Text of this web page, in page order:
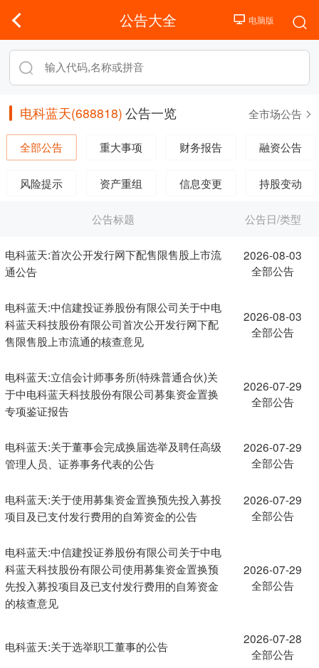
公告大全
电科蓝天(688818) 公告一览 全市场公告
全部公告 重大事项 财务报告 融资公告
风险提示 资产重组 信息变更 持股变动
公告标题 公告日/类型
电科蓝天:首次公开发行网下配售限售股上市流
通公告
2026-08-03
全部公告
电科蓝天:中信建投证券股份有限公司关于中电
科蓝天科技股份有限公司首次公开发行网下配
售限售股上市流通的核查意见
2026-08-03
全部公告
电科蓝天:立信会计师事务所(特殊普通合伙)关
于中电科蓝天科技股份有限公司募集资金置换
专项鉴证报告
2026-07-29
全部公告
电科蓝天:关于董事会完成换届选举及聘任高级
管理人员、证券事务代表的公告
2026-07-29
全部公告
电科蓝天:关于使用募集资金置换预先投入募投
项目及已支付发行费用的自筹资金的公告
2026-07-29
全部公告
电科蓝天:中信建投证券股份有限公司关于中电
科蓝天科技股份有限公司使用募集资金置换预
先投入募投项目及已支付发行费用的自筹资金
的核查意见
2026-07-29
全部公告
电科蓝天:关于选举职工董事的公告
2026-07-28
全部公告